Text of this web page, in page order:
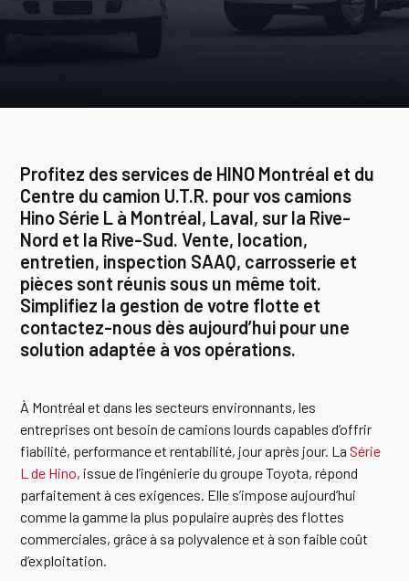
Profitez des services de HINO Montréal et du
Centre du camion U.T.R. pour vos camions
Hino Série L à Montréal, Laval, sur la Rive-
Nord et la Rive-Sud. Vente, location,
entretien, inspection SAAQ, carrosserie et
pièces sont réunis sous un même toit.
Simplifiez la gestion de votre flotte et
contactez-nous dès aujourd’hui pour une
solution adaptée à vos opérations.
À Montréal et dans les secteurs environnants, les
entreprises ont besoin de camions lourds capables d’offrir
fiabilité, performance et rentabilité, jour après jour. LaSérie
L de Hino, issue de l’ingénierie du groupe Toyota, répond
parfaitement à ces exigences. Elle s’impose aujourd’hui
comme la gamme la plus populaire auprès des flottes
commerciales, grâce à sa polyvalence et à son faible coût
d’exploitation.